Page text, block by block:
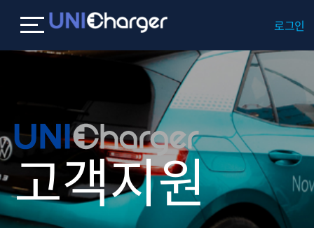
로그인
고객지원